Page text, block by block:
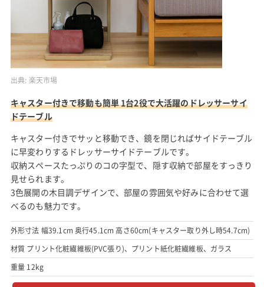
出典: 楽天市場
キャスター付きで移動も簡単 1台2役で大活躍のドレッサーサイ
ドテーブル
キャスター付きでサッと移動でき、鏡を閉じればサイドテーブル
に早変わりするドレッサーサイドテーブルです。
収納スペースたっぷりのコの字型で、隠す収納で部屋をすっきり
見せられます。
3色展開の木目調デザインで、部屋の雰囲気や好みに合わせて選
べるのも魅力です。
外形寸法 幅39.1cm 奥行45.1cm 高さ60cm(キャスター取り外し時54.7cm)
材質 プリント化粧繊維板(PVC張り)、プリント紙化粧繊維板、ガラス
重量 12kg